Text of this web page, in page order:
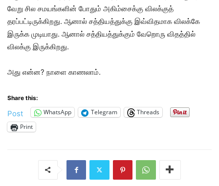
வேறு சில சமயங்களின் போதும் அகிம்சைக்கு விலக்குத்
தரப்பட்டிருக்கிறது. ஆனால் சத்தியத்துக்கு இவ்விதமாக விலக்கே
இருக்க முடியாது. ஆனால் சத்தியத்துக்கும் வேறொரு விதத்தில்
விலக்கு இருக்கிறது.
அது என்ன? நாளை காணலாம்.
Share this:
Post WhatsApp Telegram
Threads
Print